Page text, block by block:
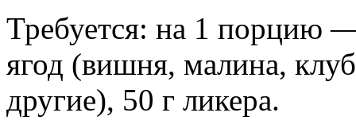
Требуется: на 1 порцию
ягод (вишня, малина,
другие), 50 г ликера.